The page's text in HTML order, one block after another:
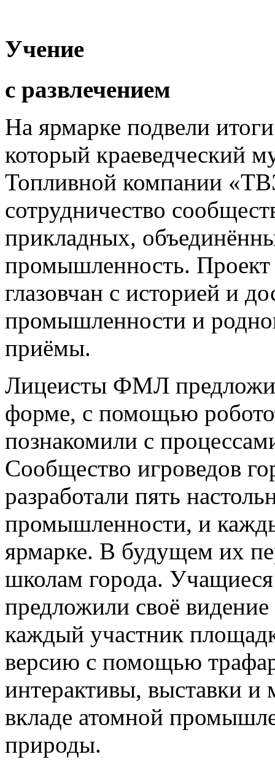
Учение
с развлечением
На ярмарке подвели
который краеведческий
Топливной компании
сотрудничество
прикладных,
промышленность. Проект
глазовчан с историей и
промышленности и
приёмы.
Лицеисты ФМЛ
форме, с помощью
познакомили с
Сообщество игроведов
разработали пять
промышленности, и
ярмарке. В будущем их
школам города.
предложили своё
каждый участник
версию с помощью
интерактивы, выставки и
вкладе атомной
природы.